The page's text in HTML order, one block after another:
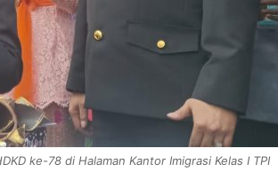
ke-78 di Halaman Kantor Imigrasi Kelas I TPI